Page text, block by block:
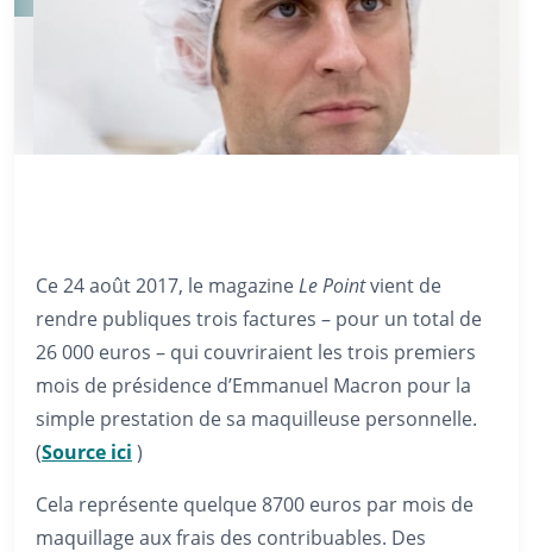
Ce 24 août 2017, le magazineLe Pointvient de
rendre publiques trois factures – pour un total de
26 000 euros – qui couvriraient les trois premiers
mois de présidence d’Emmanuel Macron pour la
simple prestation de sa maquilleuse personnelle.
(Source ici )
Cela représente quelque 8700 euros par mois de
maquillage aux frais des contribuables. Des